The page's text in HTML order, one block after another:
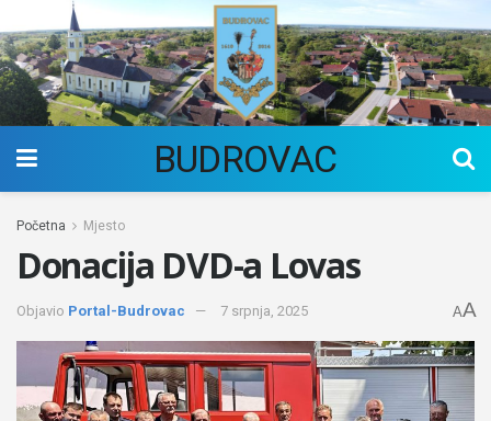
BUDROVAC
Početna Mjesto
Donacija DVD-a Lovas
Objavio Portal-Budrovac 7 srpnja, 2025 AA